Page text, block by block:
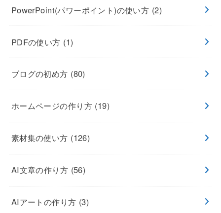
PowerPoint(パワーポイント)の使い方 (2)
PDFの使い方 (1)
ブログの初め方 (80)
ホームページの作り方 (19)
素材集の使い方 (126)
AI文章の作り方 (56)
AIアートの作り方 (3)